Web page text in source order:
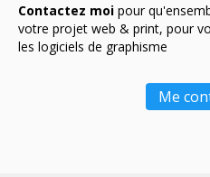
Contactez moi pour
votre projet web & print, pour
les logiciels de graphisme
Me